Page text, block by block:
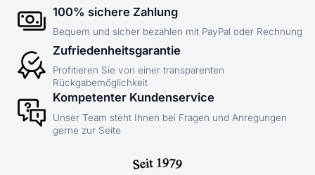
100% sichere Zahlung
Bequem und sicher bezahlen mit PayPal oder Rechnung
Zufriedenheitsgarantie
Profitieren Sie von einer transparenten
Rückgabemöglichkeit
Kompetenter Kundenservice
Unser Team steht Ihnen bei Fragen und Anregungen
gerne zur Seite